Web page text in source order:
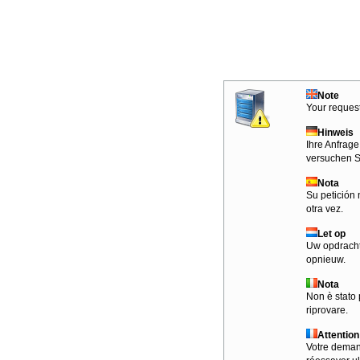
Note
Your
Hinweis
Ihre
versuchen
Nota
Su petición
otra vez.
Let op
Uw
opnieuw.
Nota
Non è
riprovare.
Attention
Votre